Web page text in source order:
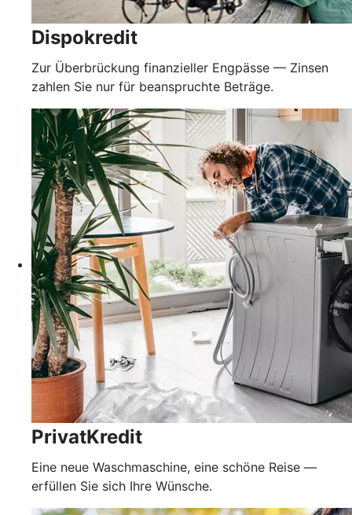
Dispokredit
Zur Überbrückung finanzieller Engpässe — Zinsen
zahlen Sie nur für beanspruchte Beträge.
PrivatKredit
Eine neue Waschmaschine, eine schöne Reise —
erfüllen Sie sich Ihre Wünsche.